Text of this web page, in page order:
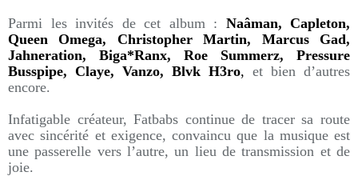
Parmi les invités de cet album : Naâman, Capleton,
Queen Omega, Christopher Martin, Marcus Gad,
Jahneration, Biga*Ranx, Roe Summerz, Pressure
Busspipe, Claye, Vanzo, Blvk H3ro, et bien d’autres
encore.
Infatigable créateur, Fatbabs continue de tracer sa route
avec sincérité et exigence, convaincu que la musique est
une passerelle vers l’autre, un lieu de transmission et de
joie.